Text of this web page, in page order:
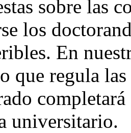
sobre las
los
En
que regula
universitario.